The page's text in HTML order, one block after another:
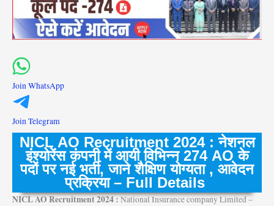
Join WhatsApp
Join Telegram
NICL AO Recruitment 2024 : नेशनल
इंश्योरेंस कंपनी में आयी विभिन्न 274 AO के
पदों पर नई भर्ती, जाने शैक्षिण योग्यता , आवेदन
प्रक्रिया – Full Details
NICL AO Recruitment 2024 :National Insurance company Limited –